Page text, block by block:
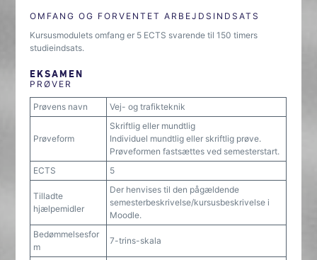
OMFANG OG FORVENTET ARBEJDSINDSATS
Kursusmodulets omfang er 5 ECTS svarende til 150 timers
studieindsats.
EKSAMEN
PRØVER
Prøvens navn Vej- og trafikteknik
Prøveform
Skriftlig eller mundtlig
Individuel mundtlig eller skriftlig prøve.
Prøveformen fastsættes ved semesterstart.
ECTS
5
Tilladte
hjælpemidler
Der henvises til den pågældende
semesterbeskrivelse/kursusbeskrivelse i
Moodle.
Bedømmelsesfor
m
7-trins-skala